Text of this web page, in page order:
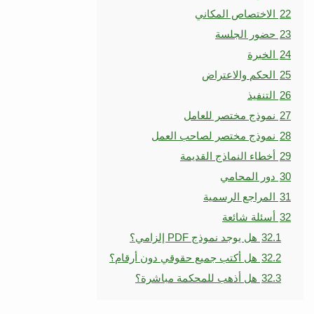
22 الاختصاص المكاني
23 حضور الجلسة
24 الخبرة
25 الحكم والاعتراض
26 التنفيذ
27 نموذج مختصر للعامل
28 نموذج مختصر لصاحب العمل
29 أخطاء النماذج القديمة
30 دور المحامي
31 المراجع الرسمية
32 أسئلة شائعة
32.1 هل يوجد نموذج PDF إلزامي؟
32.2 هل أكتب جميع حقوقي دون أرقام؟
32.3 هل أذهب للمحكمة مباشرة؟